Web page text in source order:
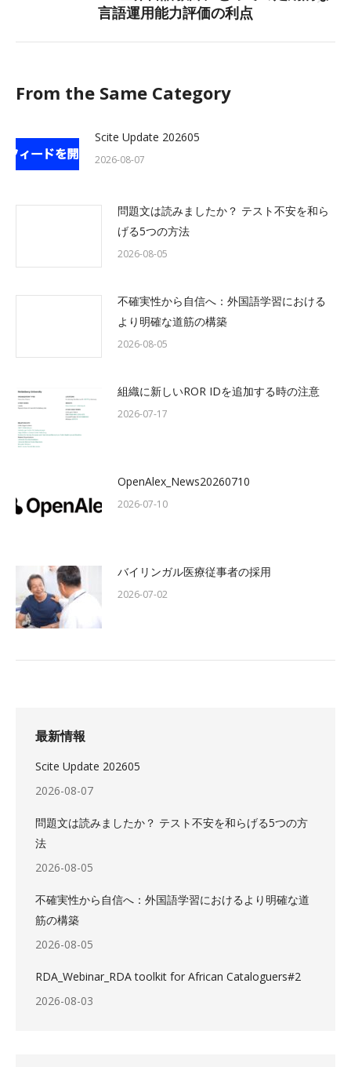
post:
言語運用能力評価の利点
From the Same Category
Scite Update 202605
2026-08-07
問題文は読みましたか？ テスト不安を和ら
げる5つの方法
2026-08-05
不確実性から自信へ：外国語学習における
より明確な道筋の構築
2026-08-05
組織に新しいROR IDを追加する時の注意
2026-07-17
OpenAlex_News20260710
2026-07-10
バイリンガル医療従事者の採用
2026-07-02
最新情報
Scite Update 202605
2026-08-07
問題文は読みましたか？ テスト不安を和らげる5つの方
法
2026-08-05
不確実性から自信へ：外国語学習におけるより明確な道
筋の構築
2026-08-05
RDA_Webinar_RDA toolkit for African Cataloguers#2
2026-08-03